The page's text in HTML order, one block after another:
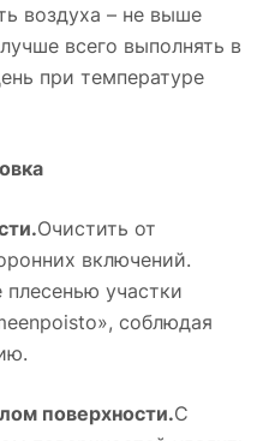
воздуха – не выше
всего выполнять в
при температуре
Очистить от
включений.
участки
соблюдая
поверхности.С